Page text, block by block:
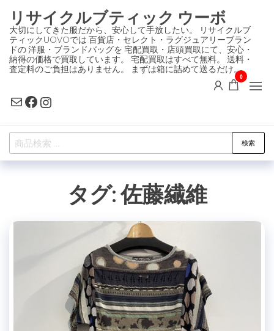
ン
テ
ン
ツ
プ
リサイクルブティック ウーボ
大切にしてきた服だから、安心して手放したい。 リサイクルブ
ティックUOVOでは 百貨店・セレクト・ラグジュアリーブラン
ドの 洋服・ブランドバッグを 宅配買取・店頭買取にて、安心・
納得の価格で買取しています。 宅配買取はすべて無料。 送料・
査定料のご負担はありません。 まずは箱に詰めて送るだけ。
MailFacebook
Instagram
0
検
索
検索
タグ:佐藤繊維